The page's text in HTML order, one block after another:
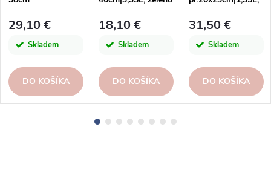
29,10 €
Skladem
DO KOŠÍKA
18,10 €
Skladem
DO KOŠÍKA
modrá|San Miguel
31,50 €
Skladem
DO KOŠÍKA